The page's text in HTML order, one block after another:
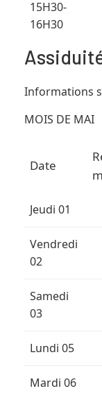
15H30-
16H30
Informations
MOIS DE MAI
Date
Jeudi 01
Vendredi
02
Samedi
03
Lundi 05
Mardi 06